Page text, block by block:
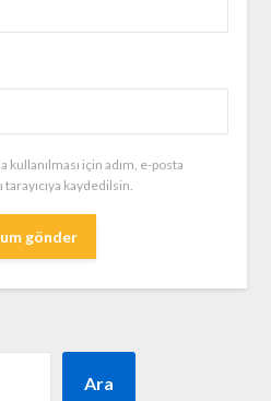
için adım, e-posta
kaydedilsin.
Ara